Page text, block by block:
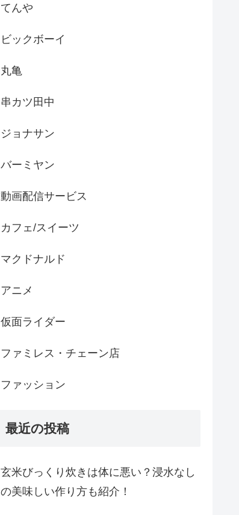
てんや
ビックボーイ
丸亀
串カツ田中
ジョナサン
バーミヤン
動画配信サービス
カフェ/スイーツ
マクドナルド
アニメ
仮面ライダー
ファミレス・チェーン店
ファッション
最近の投稿
玄米びっくり炊きは体に悪い？浸水なし
の美味しい作り方も紹介！